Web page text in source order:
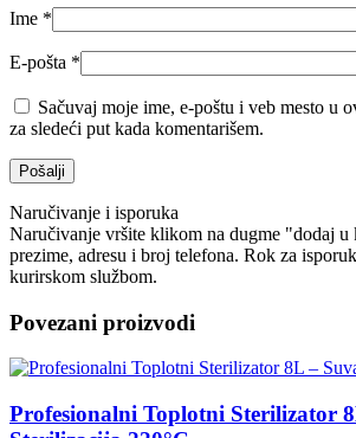
Ime *
E-pošta *
Sačuvaj moje ime, e-poštu i veb mesto u
za sledeći put kada komentarišem.
Naručivanje i isporuka
Naručivanje vršite klikom na dugme "dodaj u
prezime, adresu i broj telefona. Rok za
kurirskom službom.
Povezani proizvodi
Profesionalni Toplotni Sterilizator